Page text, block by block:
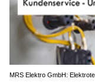
MRS Elektro GmbH: